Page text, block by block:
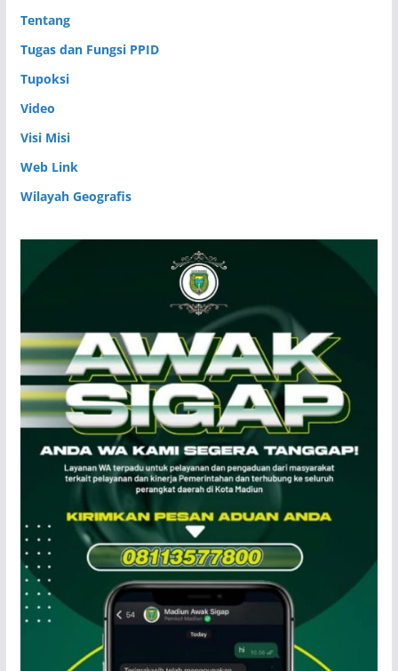
Tentang
Tugas dan Fungsi PPID
Tupoksi
Video
Visi Misi
Web Link
Wilayah Geografis